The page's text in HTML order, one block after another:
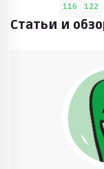
116 122
Статьи и